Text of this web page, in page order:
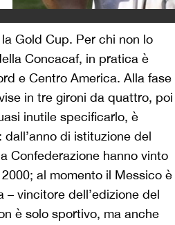
Gold Cup. Per chi non lo
Concacaf, in pratica è
e Centro America. Alla fase
in tre gironi da quattro, poi
inutile specificarlo, è
di istituzione del
Confederazione hanno vinto
al momento il Messico è
vincitore dell’edizione del
è solo sportivo, ma anche